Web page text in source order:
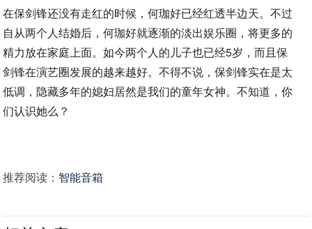
在保剑锋还没有走红的时候，何珈好已经红透半边天。不过
自从两个人结婚后，何珈好就逐渐的淡出娱乐圈，将更多的
精力放在家庭上面。如今两个人的儿子也已经5岁，而且保
剑锋在演艺圈发展的越来越好。不得不说，保剑锋实在是太
低调，隐藏多年的媳妇居然是我们的童年女神。不知道，你
们认识她么？
推荐阅读： 智能音箱